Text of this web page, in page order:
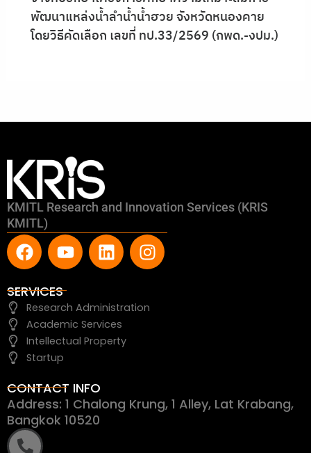
พัฒนาแหล่งน้ำลำน้ำน้ำฮวย จังหวัดหนองคาย
โดยวิธีคัดเลือก เลขที่ ทป.33/2569 (กพด.-งปม.)
KMITL Research and Innovation Services (KRIS
KMITL)
F
a
c
e
b
o
o
k
Y
o
u
t
u
b
e
L
i
n
e
d
i
I
n
s
a
SERVICES
Research Administration
Academic Services
Intellectual Property
Startup
CONTACT INFO
Address: 1 Chalong Krung, 1 Alley, Lat Krabang,
Bangkok 10520